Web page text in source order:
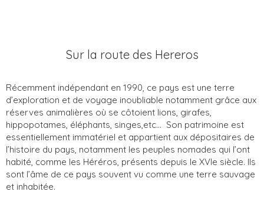
Sur la route des Hereros
Récemment indépendant en 1990, ce pays est une terre
d’exploration et de voyage inoubliable notamment grâce aux
réserves animalières où se côtoient lions, girafes,
hippopotames, éléphants, singes,etc... Son patrimoine est
essentiellement immatériel et appartient aux dépositaires de
l’histoire du pays, notamment les peuples nomades qui l’ont
habité, comme les Héréros, présents depuis le XVIe siècle. Ils
sont l’âme de ce pays souvent vu comme une terre sauvage
et inhabitée.